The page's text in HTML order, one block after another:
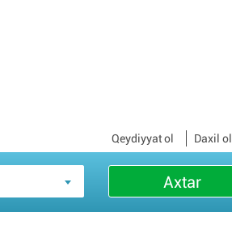
Qeydiyyat ol Daxil ol
Axtar